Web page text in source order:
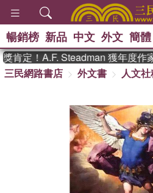
熱搜：
獎 臺灣
登輝時代
偉大的
暢銷榜 新品 中文 外文 簡體
定！A.F. Steadman 獲年度作
三民網路書店
外文書 人文